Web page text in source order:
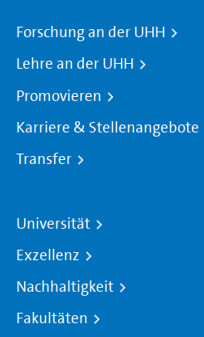
Forschung an der UHH
Lehre an der UHH
Promovieren
Karriere & Stellenangebote
Transfer
Universität
Exzellenz
Nachhaltigkeit
Fakultäten